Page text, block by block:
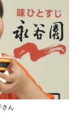
さん